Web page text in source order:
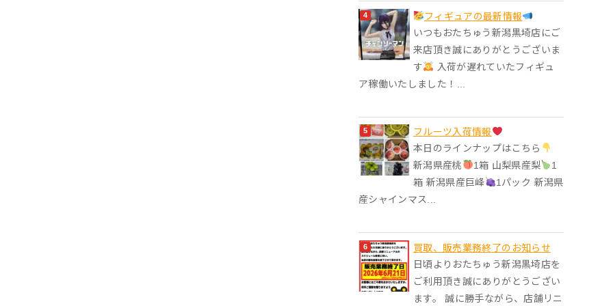
フィギュアの最新情報
いつもおたちゅう新潟黒埼店にご
来店頂き誠にありがとうございま
す
入荷が遅れていたフィギュ
ア稼働いたしました！...
フルーツ入荷情報
本日のラインナップはこちら
新潟県産桃
1箱 山梨県産梨
1
箱 新潟県産巨峰
1パック 新潟県
産シャインマス...
買取、販売業務終了のお知らせ
日頃よりおたちゅう新潟黒埼店を
ご利用頂き誠にありがとうござい
ます。 誠に勝手ながら、店舗リニ